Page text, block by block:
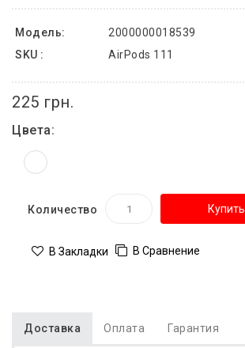
Модель:
2000000018539
SKU :
AirPods 111
225 грн.
Цвета:
Количество Купить
В Закладки В Сравнение
Доставка Оплата Гарантия